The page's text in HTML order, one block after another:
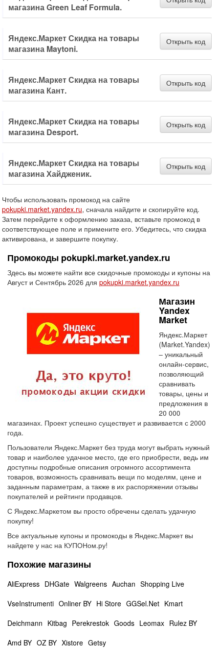
магазина Green Leaf Formula.
Яндекс.Маркет Скидка на товары
магазина Maytoni.
Открыть код
Яндекс.Маркет Скидка на товары
магазина Кант.
Открыть код
Яндекс.Маркет Скидка на товары
магазина Desport.
Открыть код
Яндекс.Маркет Скидка на товары
магазина Хайдженик.
Открыть код
Чтобы использовать промокод на сайте
pokupki.market.yandex.ru, сначала найдите и скопируйте код.
Затем перейдите к оформлению заказа, вставьте промокод в
соответствующее поле и примените его. Убедитесь, что скидка
активирована, и завершите покупку.
Промокоды pokupki.market.yandex.ru
Здесь вы можете найти все скидочные промокоды и купоны на
Август и Сентябрь 2026 для pokupki.market.yandex.ru
Магазин
Yandex
Market
Яндекс.Маркет
(Market.Yandex)
– уникальный
онлайн-сервис,
позволяющий
сравнивать
товары, цены и
предложения в
20 000
магазинах. Проект успешно существует и развивается с 2000
года.
Пользователи Яндекс.Маркет без труда могут выбрать нужный
товар и наиболее удачное место, где его приобрести, ведь им
доступны подробные описания огромного ассортимента
товаров, возможность сравнивать вещи по моделям, цене и
заданным параметрам, а также в их распоряжении отзывы
покупателей и рейтинги продавцов.
С Яндекс.Маркетом вы просто обречены сделать удачную
покупку!
Все актуальные купоны и промокоды в Яндекс.Маркет вы
найдете у нас на КУПОНом.ру!
Похожие магазины
AliExpress DHGate Walgreens Auchan Shopping Live
VseInstrumenti Onliner BY Hi Store GGSel.Net Kmart
Deichmann Kitbag Perekrestok Goods Leomax Rulez BY
Amd BY OZ BY Xistore Getsy